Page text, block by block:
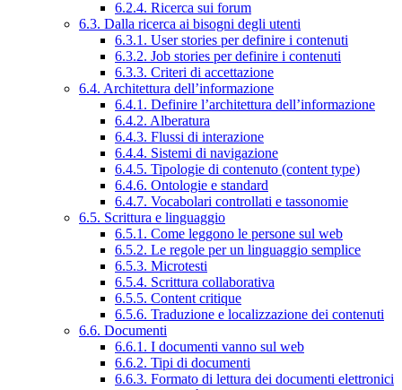
6.2.4. Ricerca sui forum
6.3. Dalla ricerca ai bisogni degli utenti
6.3.1. User stories per definire i contenuti
6.3.2. Job stories per definire i contenuti
6.3.3. Criteri di accettazione
6.4. Architettura dell’informazione
6.4.1. Definire l’architettura dell’informazione
6.4.2. Alberatura
6.4.3. Flussi di interazione
6.4.4. Sistemi di navigazione
6.4.5. Tipologie di contenuto (content type)
6.4.6. Ontologie e standard
6.4.7. Vocabolari controllati e tassonomie
6.5. Scrittura e linguaggio
6.5.1. Come leggono le persone sul web
6.5.2. Le regole per un linguaggio semplice
6.5.3. Microtesti
6.5.4. Scrittura collaborativa
6.5.5. Content critique
6.5.6. Traduzione e localizzazione dei contenuti
6.6. Documenti
6.6.1. I documenti vanno sul web
6.6.2. Tipi di documenti
6.6.3. Formato di lettura dei documenti elettronici